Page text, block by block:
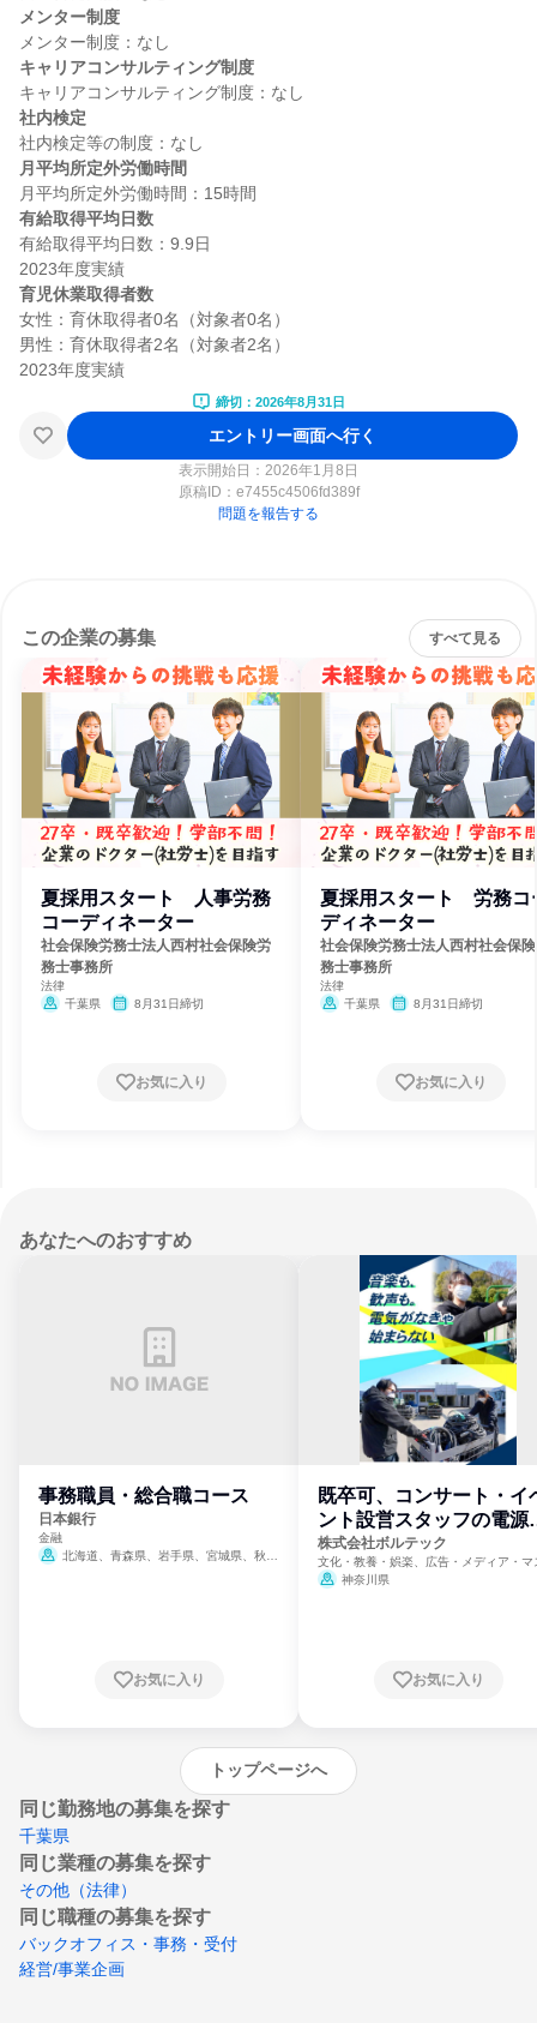
メンター制度
キャリアコンサルティング制度
社内検定
月平均所定外労働時間
有給取得平均日数
有給取得平均日数：9.9日
育児休業取得者数
女性：育休取得者0名（対象者0名）
男性：育休取得者2名（対象者2名）
締切：2026年8月31日
エントリー画面へ行く
表示開始日：2026年1月8日
原稿ID： e7455c4506fd389f
問題を報告する
この企業の募集 すべて見る
夏採用スタート 人事労務
コーディネーター
社会保険労務士法人西村社会保険労
務士事務所
法律
千葉県
8月31日締切
お気に入り
夏採用スタート 労務コ
ディネーター
社会保険労務士法人西村社会保
務士事務所
法律
千葉県
8月31日締切
お気に入り
あなたへのおすすめ
事務職員・総合職コース
日本銀行
金融
北海道、青森県、岩手県、宮城県、秋田
崎県、熊本県、大分県、宮崎県、鹿児島県、
お気に入り
既卒可、コンサート・イ
ント設営スタッフの電源
門
株式会社ボルテック
文化・教養・娯楽、広告・メディア・マ
ミ、電力・ガス・水道・エネルギー
神奈川県
お気に入り
トップページへ
同じ勤務地の募集を探す
千葉県
同じ業種の募集を探す
その他（法律）
同じ職種の募集を探す
バックオフィス・事務・受付
経営/事業企画